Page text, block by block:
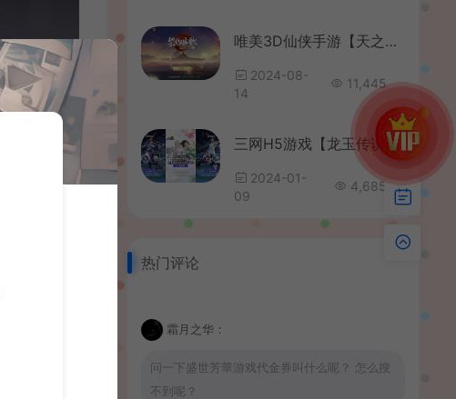
唯美3D仙侠手游【天之禁-契约战歌多区跨服Linux系统修复版】最新整理单机一键即玩镜像端+Linux手工服务端+运维管理后台+若依管理后台+GM账号授权后台+安卓+详细搭建教程
2024-08-
14
11,445
三网H5游戏【龙玉传说H5】最新整理Linux手工服务端+GM后台+CKD后台+详细搭建教程
2024-01-
09
4,685
热门评论
霜月之华：
问一下盛世芳華游戏代金券叫什么呢？ 怎么搜
不到呢？